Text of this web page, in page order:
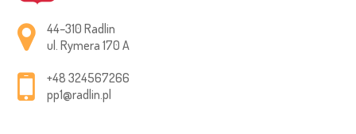
Adres pocztowy:
44–310 Radlin
ul. Rymera 170 A
+48 324567266
pp1@radlin.pl